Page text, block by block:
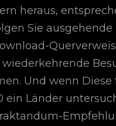
heraus,
Sie
wiederkehrende
Und wenn
ein Länder